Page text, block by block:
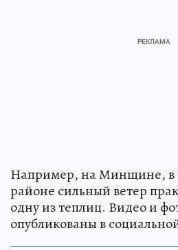
Например, на Минщине, в
районе сильный ветер
одну из теплиц. Видео и
опубликованы в